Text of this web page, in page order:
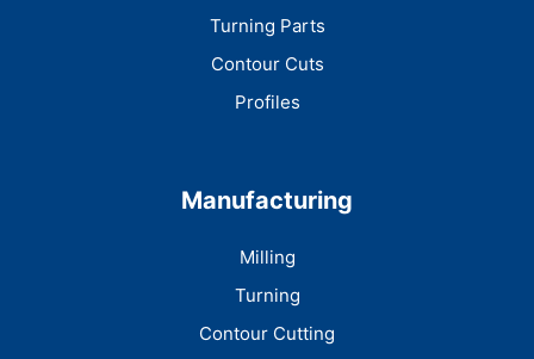
Turning Parts
Contour Cuts
Profiles
Manufacturing
Milling
Turning
Contour Cutting